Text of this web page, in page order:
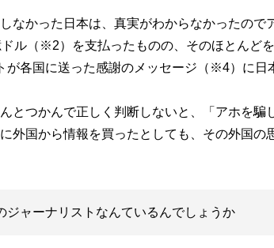
なかった日本は、真実がわからなかったので
ル（※2）を支払ったものの、そのほとんど
が各国に送った感謝のメッセージ（※4）に日
とつかんで正しく判断しないと、「アホを騙
外国から情報を買ったとしても、その外国の
ジャーナリストなんているんでしょうか